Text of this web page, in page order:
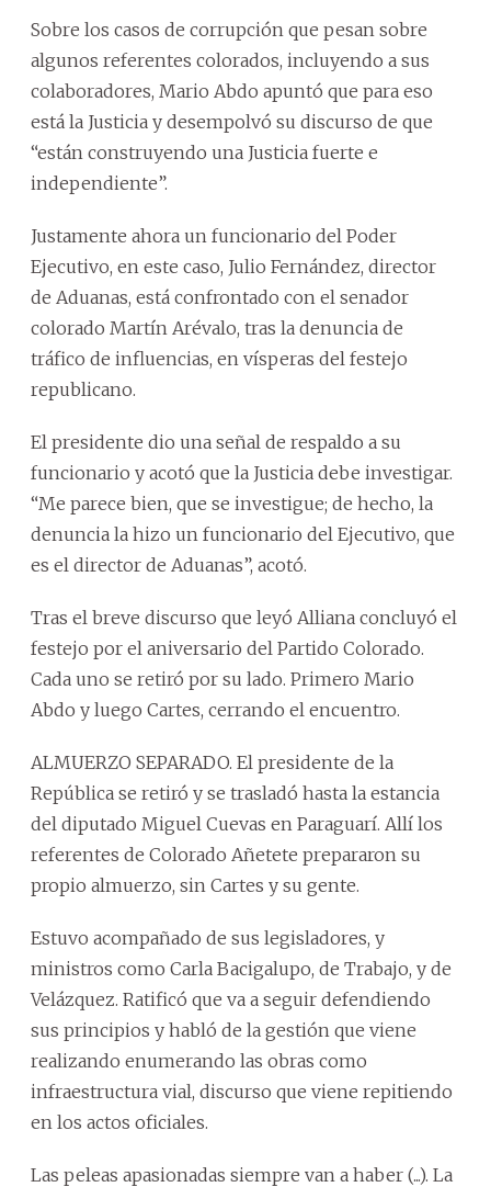
Sobre los casos de corrupción que pesan sobre
algunos referentes colorados, incluyendo a sus
colaboradores, Mario Abdo apuntó que para eso
está la Justicia y desempolvó su discurso de que
“están construyendo una Justicia fuerte e
independiente”.
Justamente ahora un funcionario del Poder
Ejecutivo, en este caso, Julio Fernández, director
de Aduanas, está confrontado con el senador
colorado Martín Arévalo, tras la denuncia de
tráfico de influencias, en vísperas del festejo
republicano.
El presidente dio una señal de respaldo a su
funcionario y acotó que la Justicia debe investigar.
“Me parece bien, que se investigue; de hecho, la
denuncia la hizo un funcionario del Ejecutivo, que
es el director de Aduanas”, acotó.
Tras el breve discurso que leyó Alliana concluyó el
festejo por el aniversario del Partido Colorado.
Cada uno se retiró por su lado. Primero Mario
Abdo y luego Cartes, cerrando el encuentro.
ALMUERZO SEPARADO. El presidente de la
República se retiró y se trasladó hasta la estancia
del diputado Miguel Cuevas en Paraguarí. Allí los
referentes de Colorado Añetete prepararon su
propio almuerzo, sin Cartes y su gente.
Estuvo acompañado de sus legisladores, y
ministros como Carla Bacigalupo, de Trabajo, y de
Velázquez. Ratificó que va a seguir defendiendo
sus principios y habló de la gestión que viene
realizando enumerando las obras como
infraestructura vial, discurso que viene repitiendo
en los actos oficiales.
Las peleas apasionadas siempre van a haber (...). La